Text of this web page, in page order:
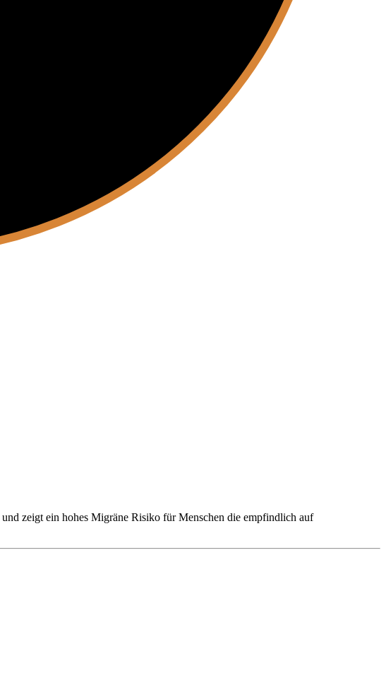
und zeigt ein hohes Migräne Risiko für Menschen die empfindlich auf